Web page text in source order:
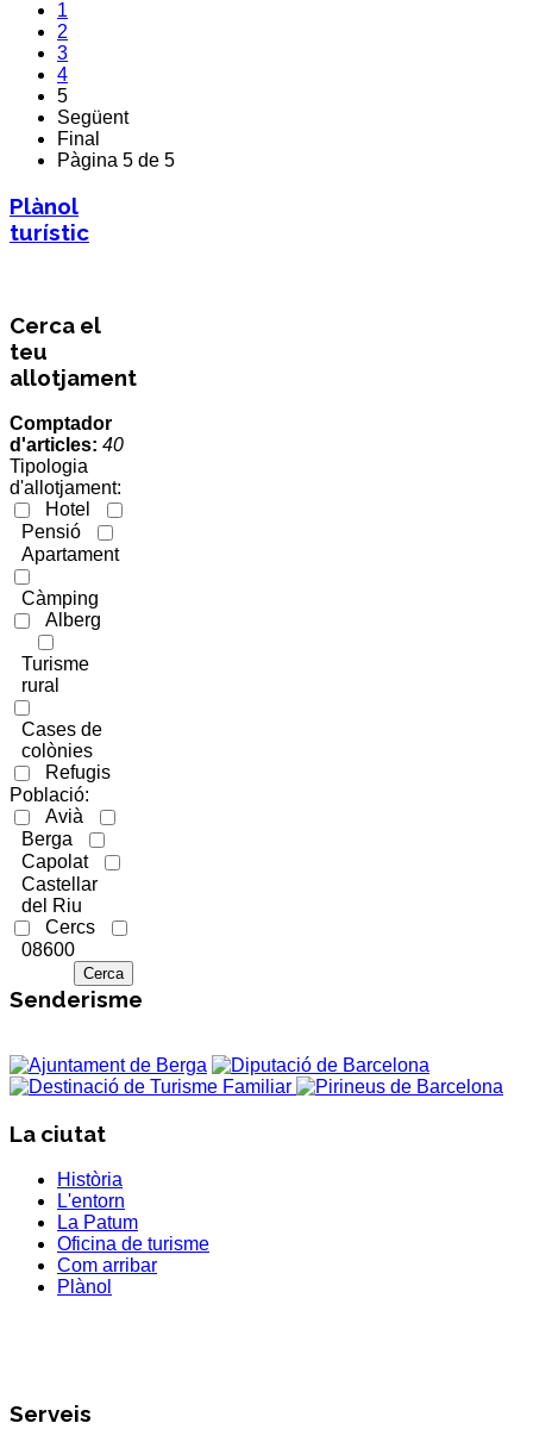
1
2
3
4
5
Següent
Final
Pàgina 5 de 5
Plànol
turístic
Cerca el
teu
allotjament
Comptador
d'articles: 40
Tipologia
d'allotjament:
Hotel
Pensió
Apartament
Càmping
Alberg
Turisme
rural
Cases de
colònies
Refugis
Població:
Avià
Berga
Capolat
Castellar
del Riu
Cercs
08600
Senderisme
La ciutat
Història
L'entorn
La Patum
Oficina de turisme
Com arribar
Plànol
Serveis